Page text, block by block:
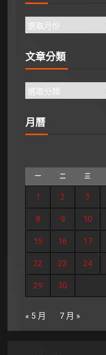
文章分類
月曆
一 二 三
1 2 3
8 9 10
15 16 17
22 23 24
29 30
« 5 月 7 月 »